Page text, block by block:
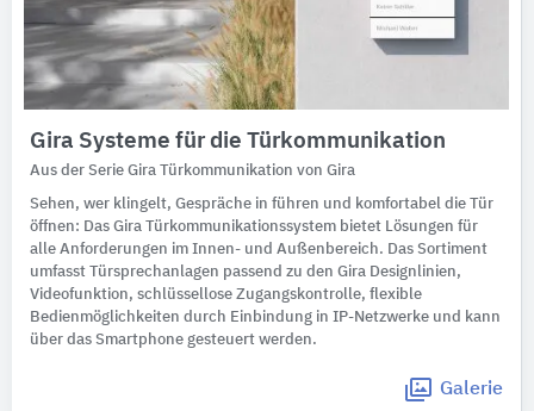
Gira Systeme für die Türkommunikation
Aus der Serie Gira Türkommunikation von Gira
Sehen, wer klingelt, Gespräche in führen und komfortabel die Tür
öffnen: Das Gira Türkommunikationssystem bietet Lösungen für
alle Anforderungen im Innen- und Außenbereich. Das Sortiment
umfasst Türsprechanlagen passend zu den Gira Designlinien,
Videofunktion, schlüssellose Zugangskontrolle, flexible
Bedienmöglichkeiten durch Einbindung in IP-Netzwerke und kann
über das Smartphone gesteuert werden.
Galerie